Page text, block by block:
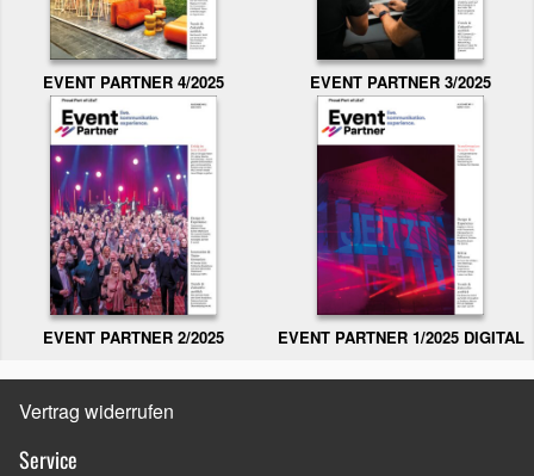
EVENT PARTNER 4/2025 EVENT PARTNER 3/2025
EVENT PARTNER 2/2025 EVENT PARTNER 1/2025 DIGITAL
Vertrag widerrufen
Service